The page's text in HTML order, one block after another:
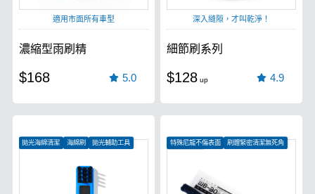
適用市面所有車型
濃縮型雨刷精
$168 5.0
深入縫隙，才叫乾淨！
細節刷系列
$128 4.9
拋光海綿清潔 海綿刷 拋光輔助工具 特殊尼龍不傷表面
刷體緊密清潔無死角